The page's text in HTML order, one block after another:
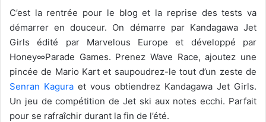
X
C’est la rentrée pour le blog et la reprise des tests va
démarrer en douceur. On démarre par Kandagawa Jet
Girls édité par Marvelous Europe et développé par
Honey∞Parade Games. Prenez Wave Race, ajoutez une
pincée de Mario Kart et saupoudrez-le tout d’un zeste de
Senran Kagura et vous obtiendrez Kandagawa Jet Girls.
Un jeu de compétition de Jet ski aux notes ecchi. Parfait
pour se rafraîchir durant la fin de l’été.